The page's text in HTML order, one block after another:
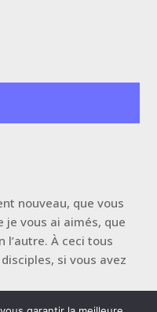
nouveau, que vous
je vous ai aimés, que
l’autre. À ceci tous
si vous avez